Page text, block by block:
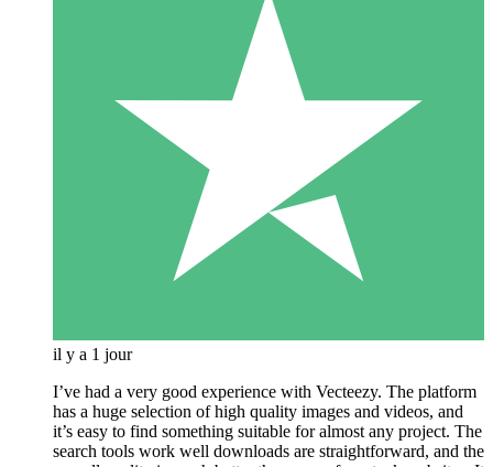
il y a 1 jour
I’ve had a very good experience with Vecteezy. The platform
has a huge selection of high quality images and videos, and
it’s easy to find something suitable for almost any project. The
search tools work well downloads are straightforward, and the